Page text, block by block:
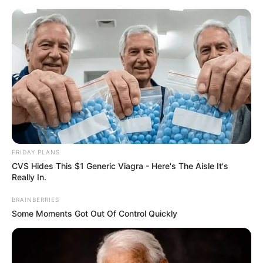
„Ultimate X-Men” tom 5 – recenzja
komiksu. Lizanie ran
Marcin Rączka 23 listopada 2022 Artykuły
” ma się w naszym kraju całkiem dobrze, gdyż
FRIDAY PLANS
CVS Hides This $1 Generic Viagra - Here's The Aisle It's
Really In.
BRAINBERRIES
Some Moments Got Out Of Control Quickly